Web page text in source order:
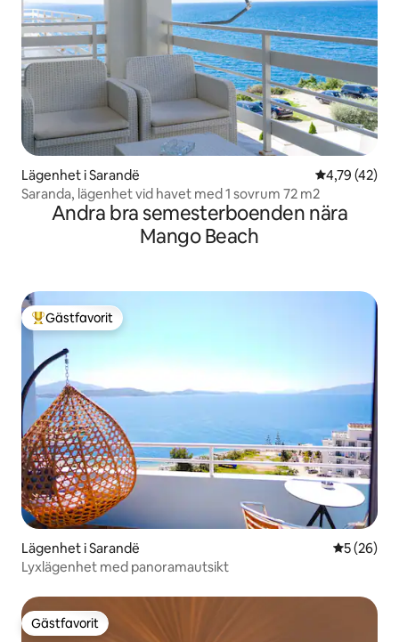
Lägenhet i Sarandë 4,79 av 5 i
4,79 (42)
Saranda, lägenhet vid havet med 1 sovrum 72 m2
Andra bra semesterboenden nära
Mango Beach
Populär gästfavorit
Gästfavorit
Lägenhet i Sarandë 5 av 5 i
5 (26)
Lyxlägenhet med panoramautsikt
Gästfavorit
Gästfavorit